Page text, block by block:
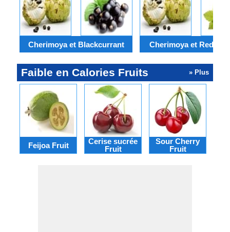
Cherimoya et Blackcurrant Cherimoya et Red
Faible en Calories Fruits » Plus
Feijoa Fruit
Cerise sucrée
Fruit
Sour Cherry
Fruit